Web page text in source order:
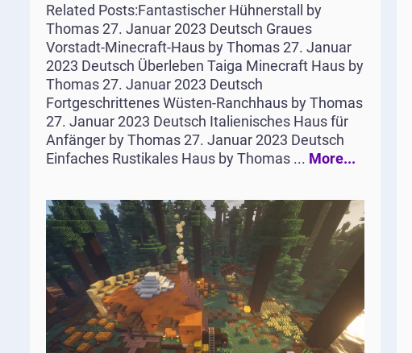
Related Posts:Fantastischer Hühnerstall by
Thomas 27. Januar 2023 Deutsch Graues
Vorstadt-Minecraft-Haus by Thomas 27. Januar
2023 Deutsch Überleben Taiga Minecraft Haus by
Thomas 27. Januar 2023 Deutsch
Fortgeschrittenes Wüsten-Ranchhaus by Thomas
27. Januar 2023 Deutsch Italienisches Haus für
Anfänger by Thomas 27. Januar 2023 Deutsch
Einfaches Rustikales Haus by Thomas ... More...